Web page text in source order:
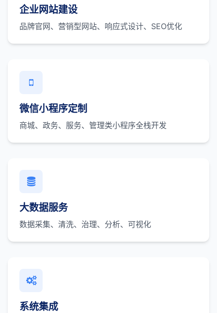
企业网站建设
品牌官网、营销型网站、响应式设计、SEO优化
微信小程序定制
商城、政务、服务、管理类小程序全栈开发
大数据服务
数据采集、清洗、治理、分析、可视化
系统集成